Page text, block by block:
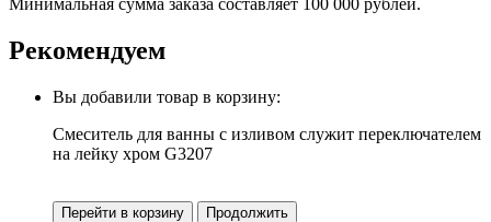
Минимальная сумма заказа составляет 100 000 рублей.
Рекомендуем
Вы добавили товар в корзину:
Смеситель для ванны с изливом служит переключателем
на лейку хром G3207
Перейти в корзину Продолжить